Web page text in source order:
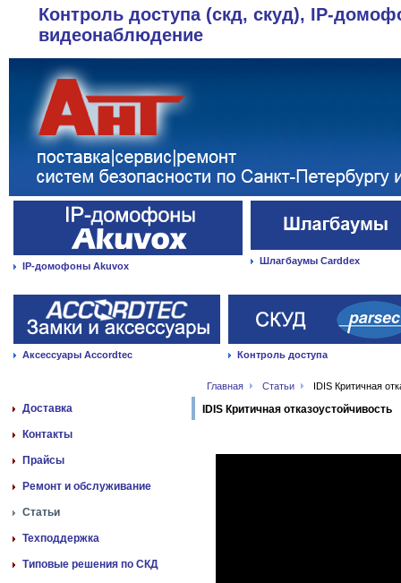
Контроль доступа (скд, скуд), IP-
видеонаблюдение
IP-домофоны Akuvox Шлагбаумы Carddex
Аксессуары Accordtec Контроль доступа
Главная Статьи IDIS Критичная
Доставка
Контакты
Прайсы
Ремонт и обслуживание
Статьи
Техподдержка
Типовые решения по СКД
IDIS Критичная отказоустойчивость